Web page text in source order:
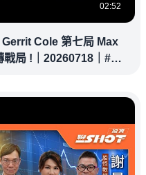
02:52
Cole 第七局 Max
局 !｜20260718｜#洛